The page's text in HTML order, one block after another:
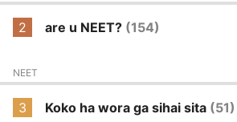
2 are u NEET? (154)
NEET
3 Koko ha wora ga sihai sita (51)